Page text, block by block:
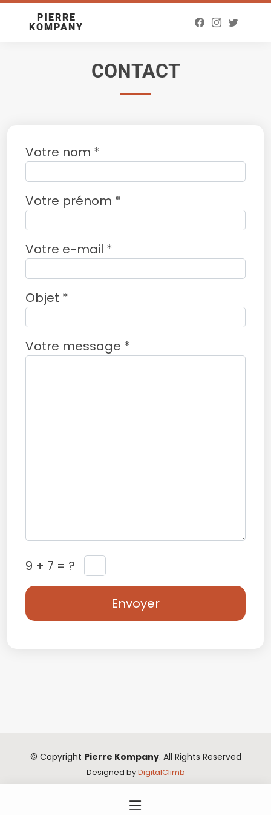
PIERRE
KOMPANY
CONTACT
Votre nom *
Votre prénom *
Votre e-mail *
Objet *
Votre message *
9 + 7 = ?
© Copyright Pierre Kompany. All Rights Reserved
Designed byDigitalClimb